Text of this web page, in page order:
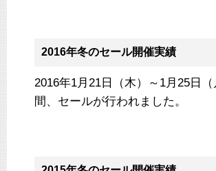
2016年冬のセール開催実績
2016年1月21日（木）～1月25日
間、セールが行われました。